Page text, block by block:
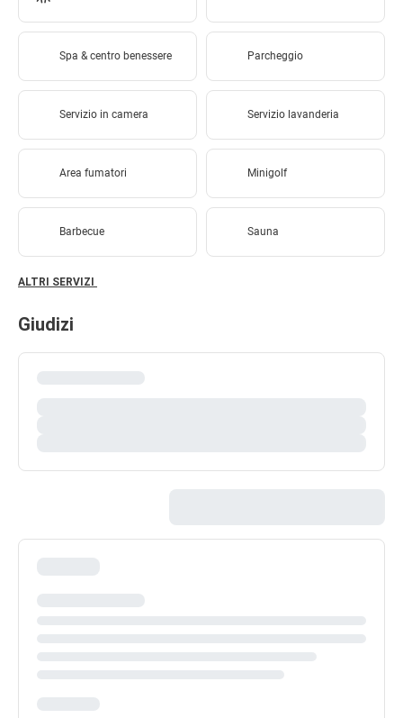
Spa & centro benessere Parcheggio
Servizio in camera Servizio lavanderia
Area fumatori Minigolf
Barbecue Sauna
ALTRI SERVIZI
Giudizi